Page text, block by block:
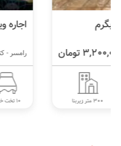
اجاره ویلا شش خواب
رامسر - کتالم
10 تخت خواب